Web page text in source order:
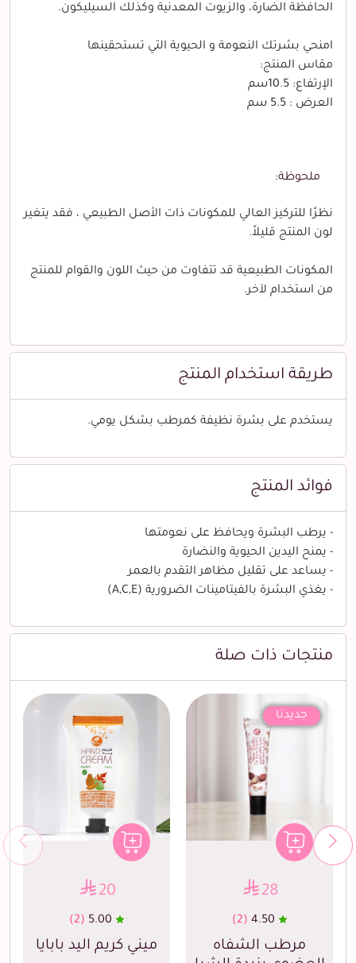
الحافظة الضارة، والزيوت المعدنية وكذلك السيليكون.
امنحي بشرتك النعومة و الحيوية التي تستحقينها
مقاس المنتج:
الإرتفاع: 10.5سم
العرض : 5.5 سم
ملحوظة:
نظرًا للتركيز العالي للمكونات ذات الأصل الطبيعي ، فقد يتغير
لون المنتج قليلاً.
المكونات الطبيعية قد تتفاوت من حيث اللون والقوام للمنتج
من استخدام لآخر.
طريقة استخدام المنتج
يستخدم على بشرة نظيفة كمرطب بشكل يومي.
فوائد المنتج
- يرطب البشرة ويحافظ على نعومتها
- يمنح اليدين الحيوية والنضارة
- يساعد على تقليل مظاهر التقدم بالعمر
- يغذي البشرة بالفيتامينات الضرورية (A,C,E)
منتجات ذات صلة
جديدنا
28
4.50
(2)
مرطب الشفاه
20
5.00
(2)
ميني كريم اليد بابايا